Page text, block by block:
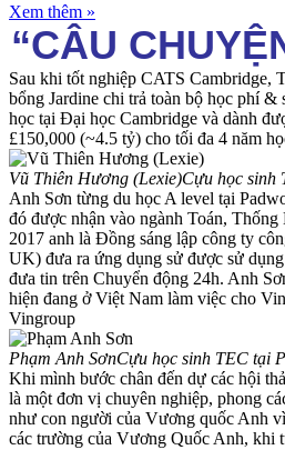
Xem thêm »
“CÂU
Sau khi tốt nghiệp CATS Cambridge,
bổng Jardine chi trả toàn bộ học phí &
học tại Đại học Cambridge và dành
£150,000 (~4.5 tỷ) cho tối đa 4 năm
Vũ Thiên Hương (Lexie)Cựu học sinh
Anh Sơn từng du học A level tại
đó được nhận vào ngành Toán,
2017 anh là Đồng sáng lập công ty
UK) đưa ra ứng dụng sử được sử
đưa tin trên Chuyển động 24h. Anh
hiện đang ở Việt Nam làm việc cho
Vingroup
Phạm Anh SơnCựu học sinh TEC tại
Khi mình bước chân đến dự các hội
là một đơn vị chuyên nghiệp, phong
như con người của Vương quốc Anh
các trường của Vương Quốc Anh, khi